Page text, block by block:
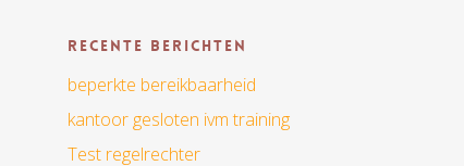
Recente berichten
beperkte bereikbaarheid
kantoor gesloten ivm training
Test regelrechter